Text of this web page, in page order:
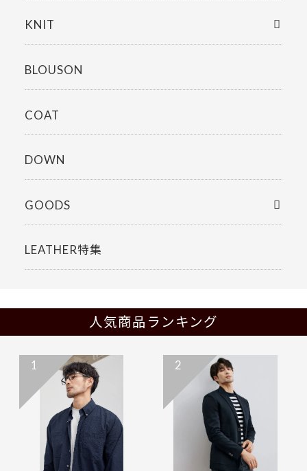
KNIT
BLOUSON
COAT
DOWN
GOODS
LEATHER特集
人気商品ランキング
1 2